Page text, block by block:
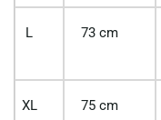
L 73 cm
XL 75 cm